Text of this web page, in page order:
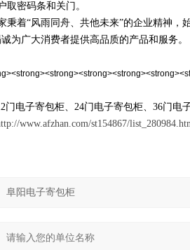
取密码条和关门。
着“风雨同舟、共他未来”的企业精神，
为广大消费者提供高品质的产品和服务。
门 电子寄包柜、24门电子寄包柜、36门电
www.afzhan.com/st154867/